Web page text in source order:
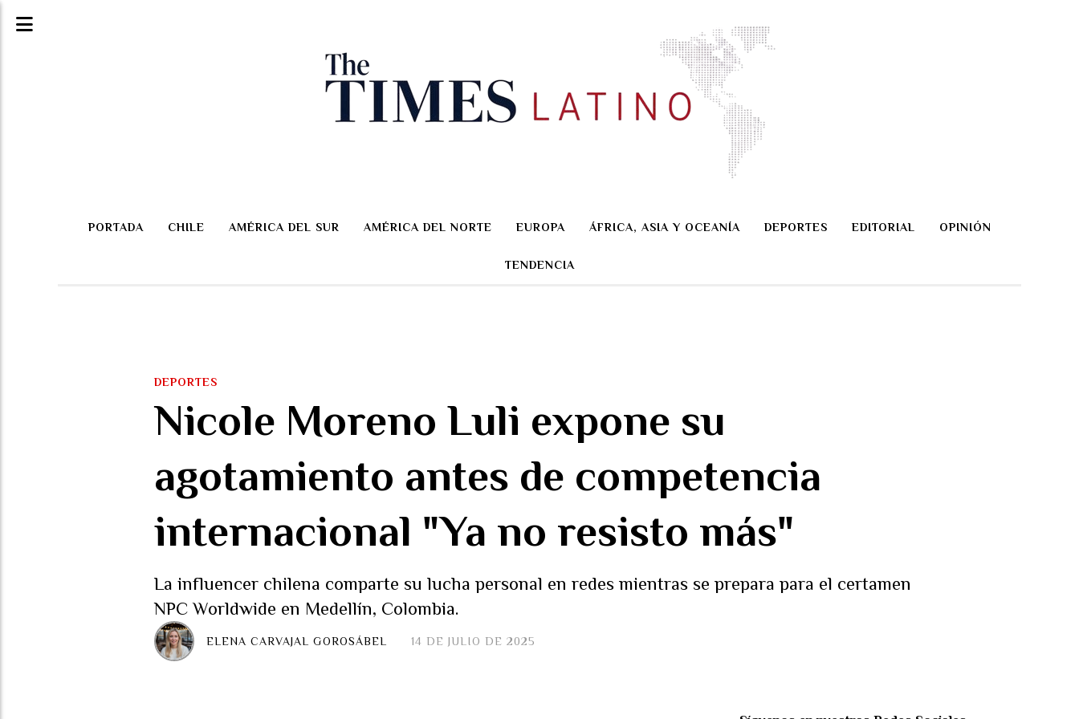
PORTADA CHILE AMÉRICA DEL SUR AMÉRICA DEL NORTE EUROPA ÁFRICA, ASIA Y OCEANÍA DEPORTES EDITORIAL OPINIÓN
TENDENCIA
Nicole Moreno Luli expone su
agotamiento antes de competencia
internacional "Ya no resisto más"
La influencer chilena comparte su lucha personal en redes mientras se prepara para el certamen
NPC Worldwide en Medellín, Colombia.
DEPORTES
14 DE JULIO DE 2025
ELENA CARVAJAL GOROSÁBEL